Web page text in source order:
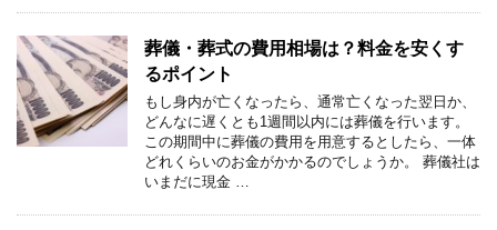
葬儀・葬式の費用相場は？料金を安くす
るポイント
もし身内が亡くなったら、通常亡くなった翌日か、
どんなに遅くとも1週間以内には葬儀を行います。
この期間中に葬儀の費用を用意するとしたら、一体
どれくらいのお金がかかるのでしょうか。 葬儀社は
いまだに現金 …